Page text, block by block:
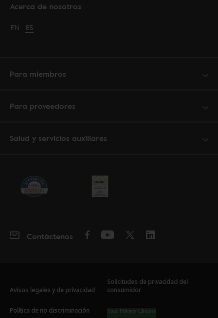
Acerca de nosotros
Change language to English
EN Cambiar idioma a español
ES
Para miembros
Para proveedores
Salud y servicios auxiliares
Contáctenos
Avisos legales y de privacidad
Solicitudes de privacidad del
consumidor
Política de no discriminación Your Privacy Choices